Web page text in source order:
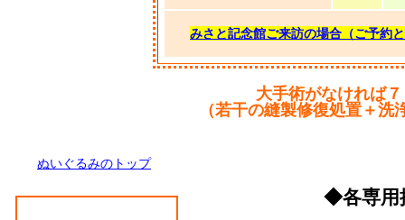
みさと記念館ご来訪の場合（ご予約
大手術がなければ
（若干の縫製修復処置＋
ぬいぐるみのトップ
◆各専用